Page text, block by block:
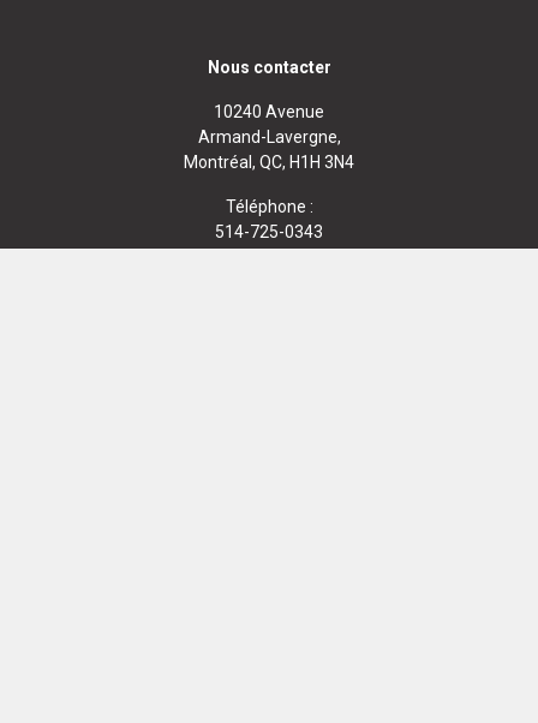
Nous contacter
10240 Avenue
Armand-Lavergne,
Montréal, QC, H1H 3N4
Téléphone :
514-725-0343